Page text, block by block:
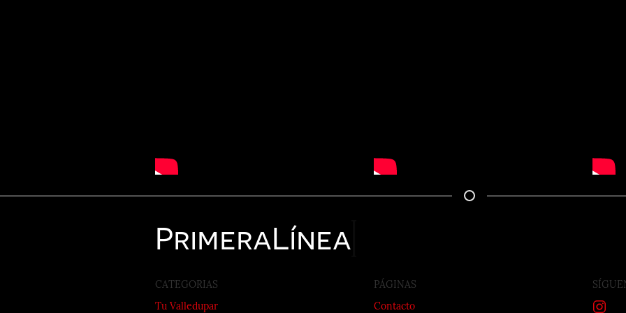
PrimeraLínea
CATEGORIAS
Tu Valledupar
PÁGINAS
Contacto